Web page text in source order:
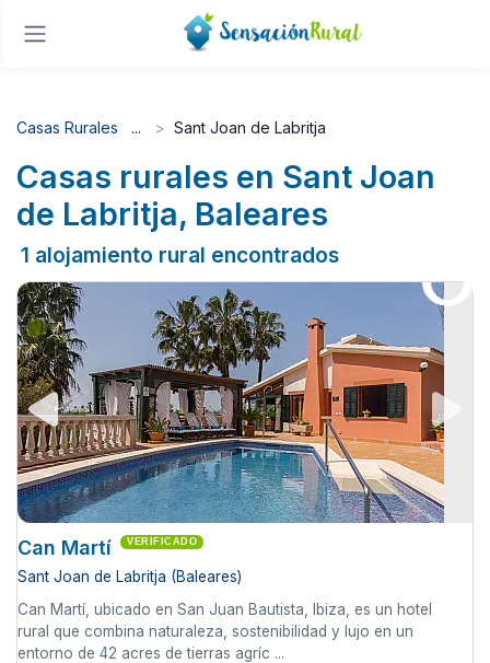
Casas Rurales Sant Joan de Labritja
Casas rurales en Sant Joan
de Labritja, Baleares
1 alojamiento rural encontrados
Can Martí VERIFICADO
Sant Joan de Labritja (Baleares)
Can Martí, ubicado en San Juan Bautista, Ibiza, es un hotel
rural que combina naturaleza, sostenibilidad y lujo en un
entorno de 42 acres de tierras agríc ...